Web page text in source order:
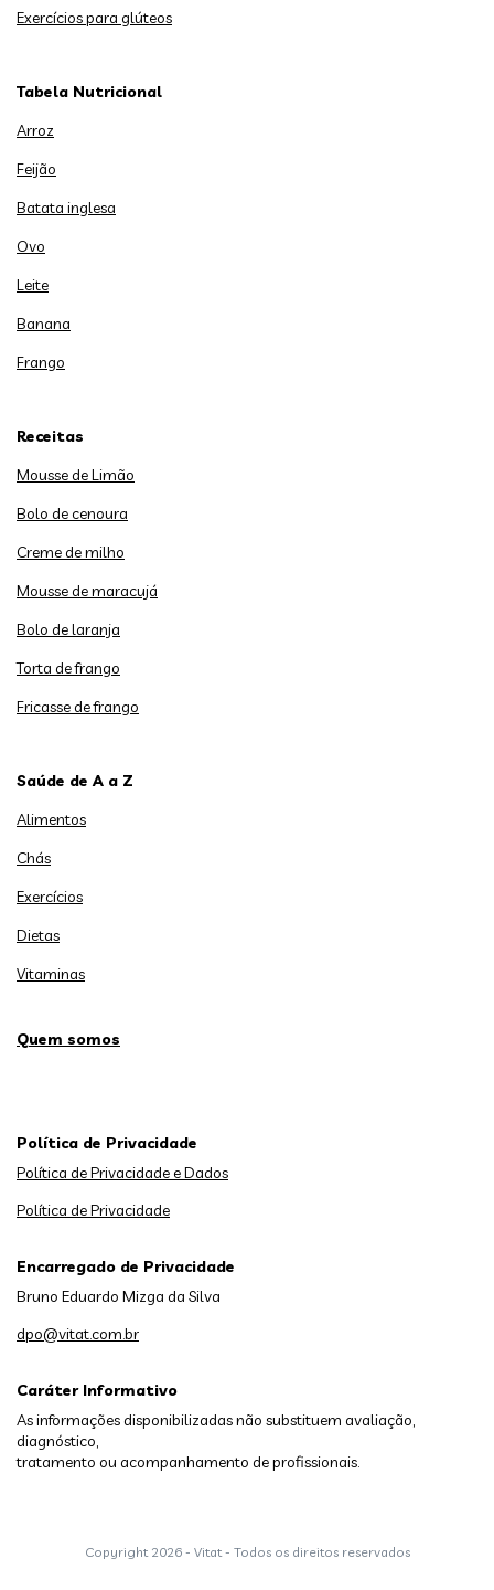
Exercícios para glúteos
Tabela Nutricional
Arroz
Feijão
Batata inglesa
Ovo
Leite
Banana
Frango
Receitas
Mousse de Limão
Bolo de cenoura
Creme de milho
Mousse de maracujá
Bolo de laranja
Torta de frango
Fricasse de frango
Saúde de A a Z
Alimentos
Chás
Exercícios
Dietas
Vitaminas
Quem somos
Caráter Informativo
As informações disponibilizadas não substituem avaliação,
diagnóstico,
tratamento ou acompanhamento de profissionais.
Política de Privacidade
Política de Privacidade e Dados
Política de Privacidade
Encarregado de Privacidade
Bruno Eduardo Mizga da Silva
dpo@vitat.com.br
Copyright 2026 - Vitat - Todos os direitos reservados